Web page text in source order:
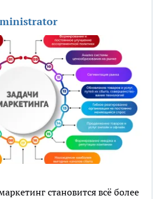
становится всё более